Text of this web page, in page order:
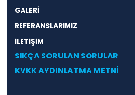
GALERİ
REFERANSLARIMIZ
İLETİŞİM
SIKÇA SORULAN SORULAR
KVKK AYDINLATMA METNİ